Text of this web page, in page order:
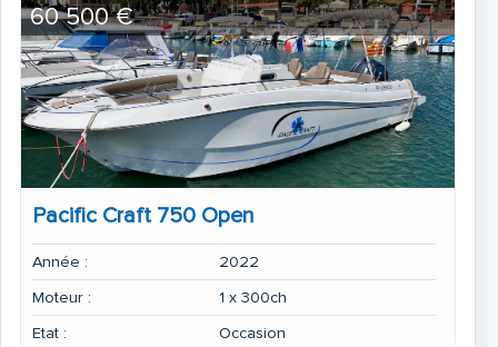
Pacific Craft 750 Open
Année :
2022
Moteur :
1 x 300ch
Etat :
Occasion
60 500 €